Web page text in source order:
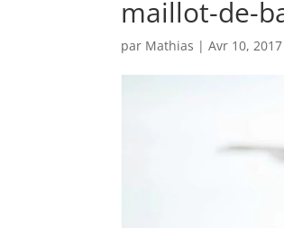
maillot-de-
par Mathias |Avr 10, 2017